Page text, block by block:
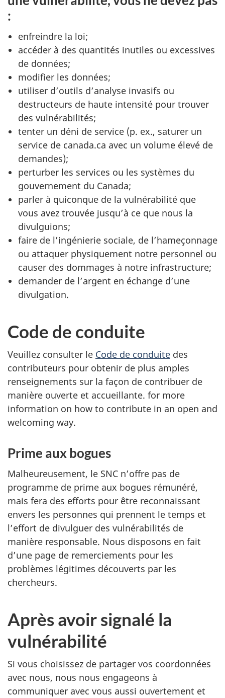
:
enfreindre la loi;
accéder à des quantités inutiles ou excessives
de données;
modifier les données;
utiliser d’outils d’analyse invasifs ou
destructeurs de haute intensité pour trouver
des vulnérabilités;
tenter un déni de service (p. ex., saturer un
service de canada.ca avec un volume élevé de
demandes);
perturber les services ou les systèmes du
gouvernement du Canada;
parler à quiconque de la vulnérabilité que
vous avez trouvée jusqu’à ce que nous la
divulguions;
faire de l’ingénierie sociale, de l’hameçonnage
ou attaquer physiquement notre personnel ou
causer des dommages à notre infrastructure;
demander de l’argent en échange d’une
divulgation.
Code de conduite
Veuillez consulter le Code de conduite des
contributeurs pour obtenir de plus amples
renseignements sur la façon de contribuer de
manière ouverte et accueillante. for more
information on how to contribute in an open and
welcoming way.
Prime aux bogues
Malheureusement, le SNC n’offre pas de
programme de prime aux bogues rémunéré,
mais fera des efforts pour être reconnaissant
envers les personnes qui prennent le temps et
l’effort de divulguer des vulnérabilités de
manière responsable. Nous disposons en fait
d’une page de remerciements pour les
problèmes légitimes découverts par les
chercheurs.
Après avoir signalé la
vulnérabilité
Si vous choisissez de partager vos coordonnées
avec nous, nous nous engageons à
communiquer avec vous aussi ouvertement et